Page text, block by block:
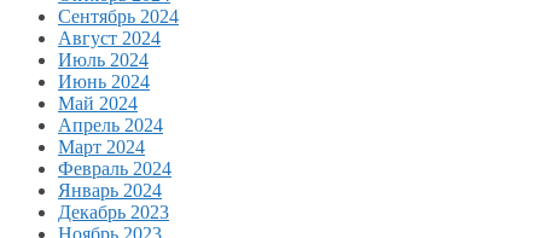
Сентябрь 2024
Август 2024
Июль 2024
Июнь 2024
Май 2024
Апрель 2024
Март 2024
Февраль 2024
Январь 2024
Декабрь 2023
Ноябрь 2023